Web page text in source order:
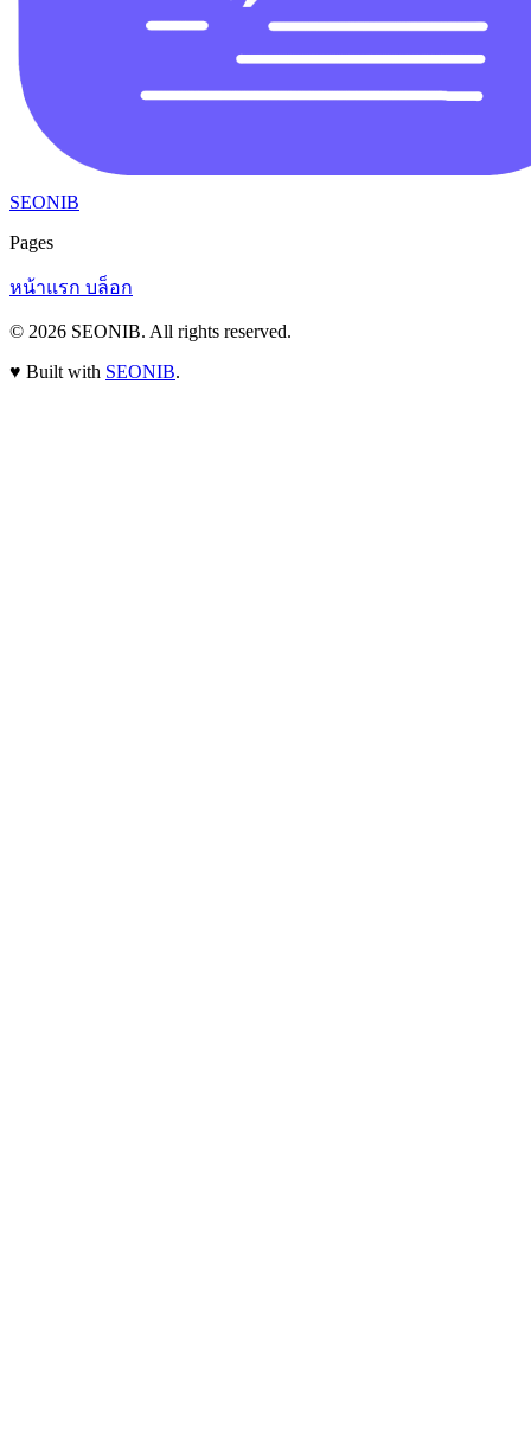
SEONIB
Pages
หน้าแรก บล็อก
© 2026 SEONIB. All rights reserved.
♥ Built with SEONIB.